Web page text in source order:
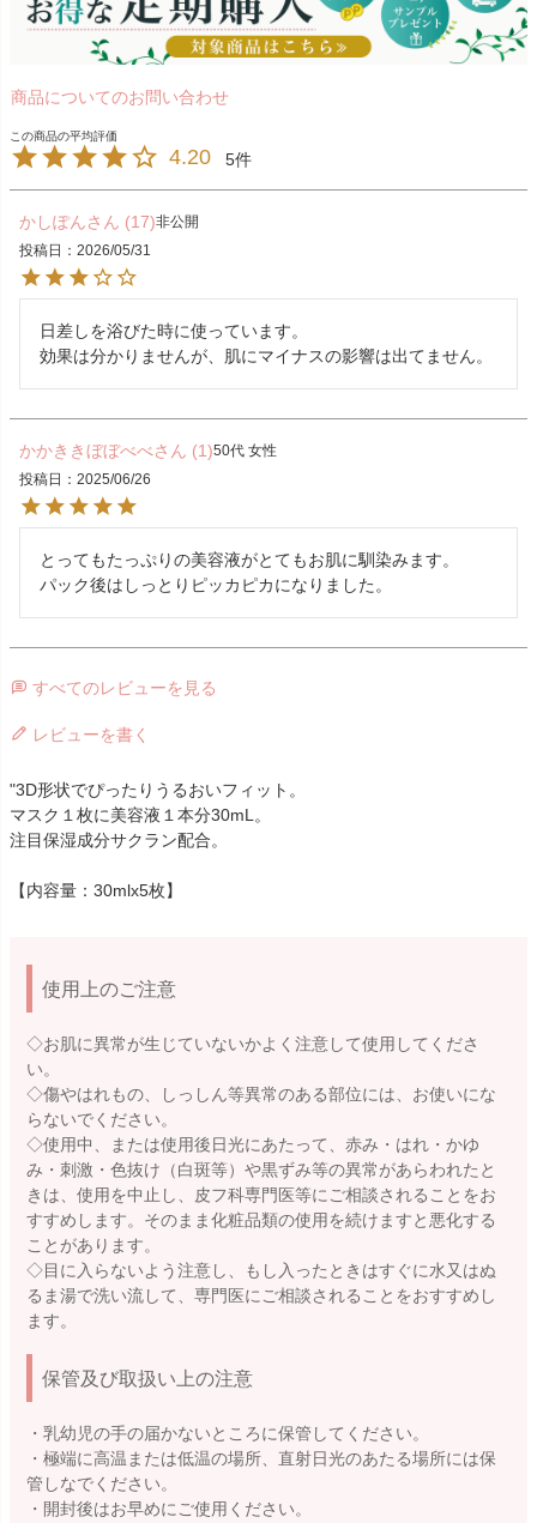
商品についてのお問い合わせ
4.20 5
かしぽん 17 非公開
投稿日
2026/05/31
日差しを浴びた時に使っています。
効果は分かりませんが、肌にマイナスの影響は出てません。
かかききぼぼべべ 1 50代 女性
投稿日
2025/06/26
とってもたっぷりの美容液がとてもお肌に馴染みます。
パック後はしっとりピッカピカになりました。
すべてのレビューを見る
レビューを書く
"3D形状でぴったりうるおいフィット。
マスク１枚に美容液１本分30mL。
注目保湿成分サクラン配合。
【内容量：30mlx5枚】
使用上のご注意
◇お肌に異常が生じていないかよく注意して使用してくださ
い。
◇傷やはれもの、しっしん等異常のある部位には、お使いにな
らないでください。
◇使用中、または使用後日光にあたって、赤み・はれ・かゆ
み・刺激・色抜け（白斑等）や黒ずみ等の異常があらわれたと
きは、使用を中止し、皮フ科専門医等にご相談されることをお
すすめします。そのまま化粧品類の使用を続けますと悪化する
ことがあります。
◇目に入らないよう注意し、もし入ったときはすぐに水又はぬ
るま湯で洗い流して、専門医にご相談されることをおすすめし
ます。
保管及び取扱い上の注意
・乳幼児の手の届かないところに保管してください。
・極端に高温または低温の場所、直射日光のあたる場所には保
管しなでください。
・開封後はお早めにご使用ください。